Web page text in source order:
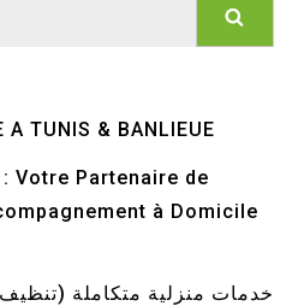
A TUNIS & BANLIEUE
Votre Partenaire de
à Domicile
خدمات منزلية متكاملة